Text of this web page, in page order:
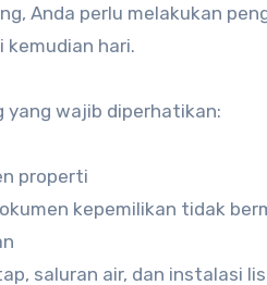
Anda perlu melakukan
kemudian hari.
yang wajib diperhatikan:
properti
kepemilikan tidak
saluran air, dan instalasi